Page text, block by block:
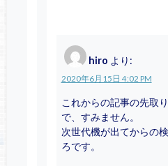
hiro より:
2020年6月15日 4:02 PM
これからの記事の先取
で、すみません。
次世代機が出てからの
ろです。